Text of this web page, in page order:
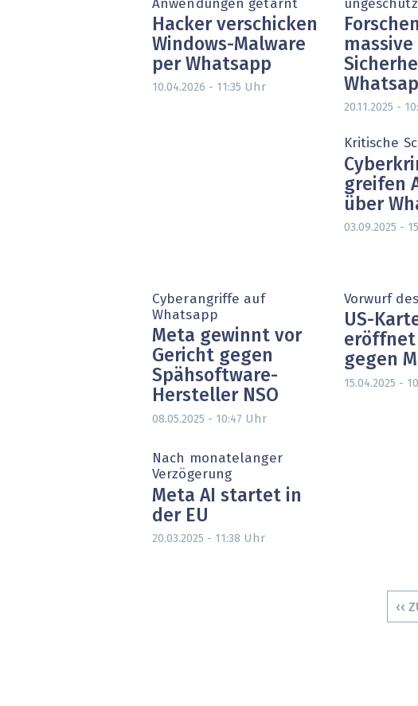
Anwendungen getarnt
Hacker verschicken
Windows-Malware
per Whatsapp
10.04.2026 - 11:35 Uhr
massive
20.11.2025 -
Kritische
greifen
über
03.09.2025 -
Cyberangriffe auf
Whatsapp
Meta gewinnt vor
Gericht gegen
Spähsoftware-
Hersteller NSO
08.05.2025 - 10:47 Uhr
Vorwurf
US-
eröffnet
gegen
15.04.2025 -
Nach monatelanger
Verzögerung
Meta AI startet in
der EU
20.03.2025 - 11:38 Uhr
‹‹